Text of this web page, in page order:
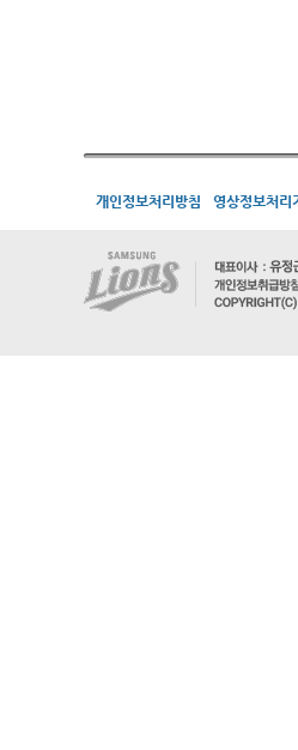
개인정보처리방침 영상정보처리